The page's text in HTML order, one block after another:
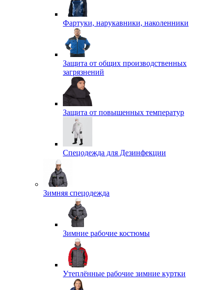
Фартуки, нарукавники, наколенники
Защита от общих производственных
загрязнений
Защита от повышенных температур
Спецодежда для Дезинфекции
Зимняя спецодежда
Зимние рабочие костюмы
Утеплённые рабочие зимние куртки